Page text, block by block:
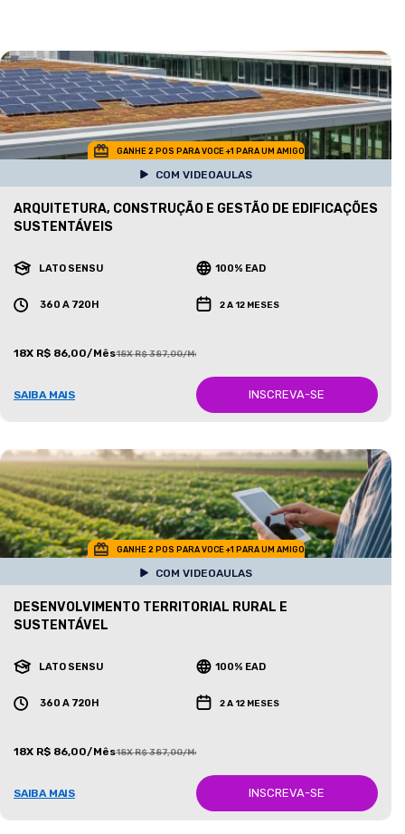
GANHE 2 POS PARA VOCE +1 PARA UM AMIGO
COM VIDEOAULAS
ARQUITETURA, CONSTRUÇÃO E GESTÃO DE EDIFICAÇÕES
SUSTENTÁVEIS
LATO SENSU 100% EAD
360 A 720H 2 A 12 MESES
18X R$ 86,00/Mês18X R$ 387,00/Mês
SAIBA MAIS INSCREVA-SE
GANHE 2 POS PARA VOCE +1 PARA UM AMIGO
COM VIDEOAULAS
DESENVOLVIMENTO TERRITORIAL RURAL E
SUSTENTÁVEL
LATO SENSU 100% EAD
360 A 720H 2 A 12 MESES
18X R$ 86,00/Mês18X R$ 387,00/Mês
SAIBA MAIS INSCREVA-SE